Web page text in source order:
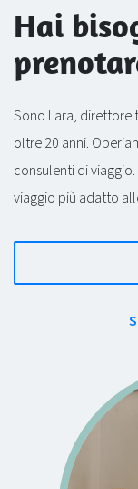
Hai
Sono Lara, direttore
oltre 20 anni.
consulenti di
viaggio più adatto